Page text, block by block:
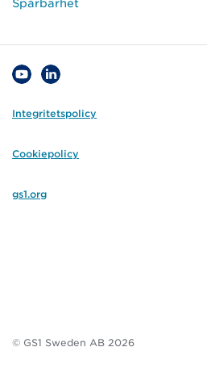
Spårbarhet
Integritetspolicy
Cookiepolicy
gs1.org
© GS1 Sweden AB 2026